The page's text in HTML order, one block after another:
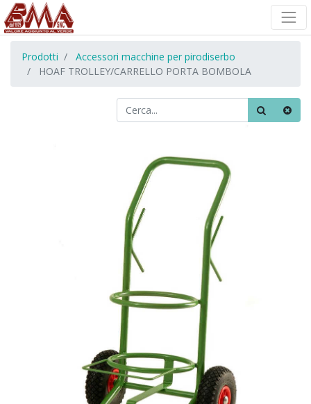
Prodotti
Accessori macchine per pirodiserbo
HOAF TROLLEY/CARRELLO PORTA BOMBOLA